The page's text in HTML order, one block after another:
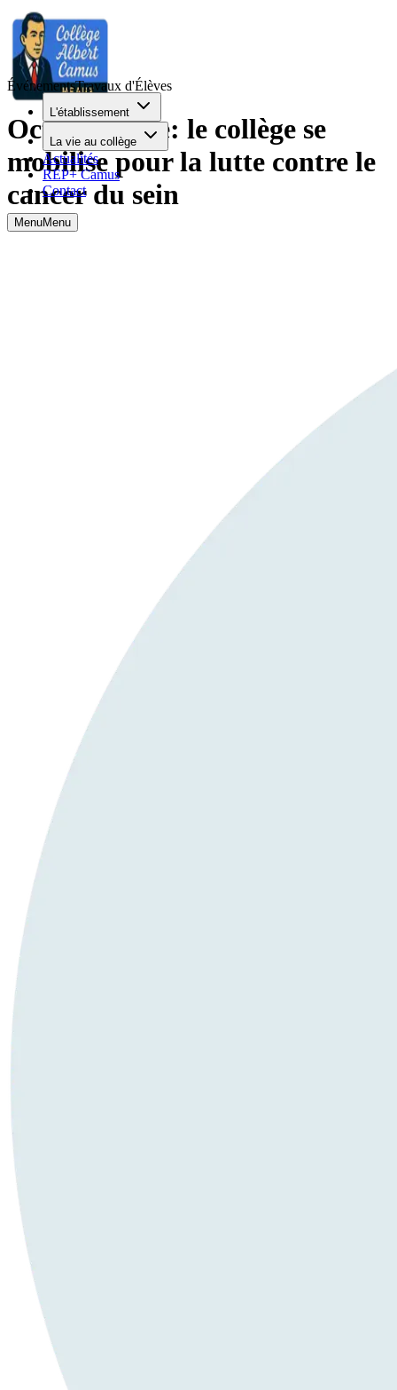
L'établissement
La vie au collège
Actualités
REP+ Camus
Contact
MenuMenu
ÉvénementsTravaux d'Élèves
Octobre Rose: le collège se
mobilise pour la lutte contre le
cancer du sein